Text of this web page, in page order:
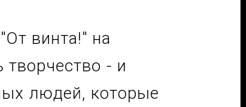
винта!" на
- и
людей, которые